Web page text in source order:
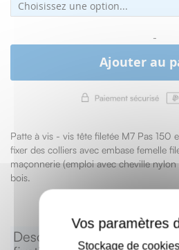
-
Ajouter au
Patte à vis - vis tête filetée M7 Pas 150
fixer des colliers avec embase femelle
maçonnerie (emploi avec cheville
bois.
Descriptif produit : Patte à
Stockage de